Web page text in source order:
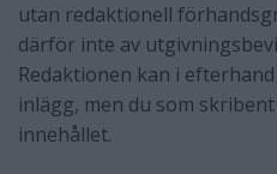
utan redaktionell
därför inte av
Redaktionen kan i
inlägg, men du som
innehållet.